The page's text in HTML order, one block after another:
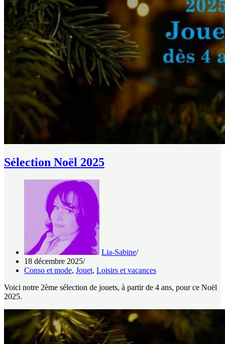
Sélection Noël 2025
Lia-Sabine
18 décembre 2025
Conso et mode, Jouet, Loisirs et vacances
Voici notre 2ème sélection de jouets, à partir de 4 ans, pour ce Noël
2025.